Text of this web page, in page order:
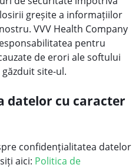
greșite a informațiilor
VVV Health Company
pentru
de erori ale softului
site-ul.
datelor cu caracter
confidențialitatea datelor
aici: Politica de